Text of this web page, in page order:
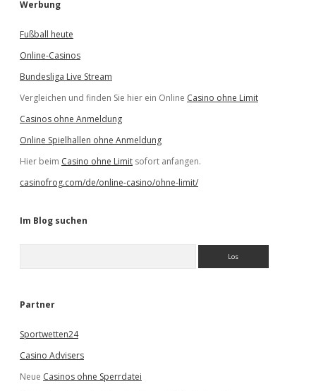
Werbung
Fußball heute
Online-Casinos
Bundesliga Live Stream
Vergleichen und finden Sie hier ein Online Casino ohne Limit
Casinos ohne Anmeldung
Online Spielhallen ohne Anmeldung
Hier beim Casino ohne Limit sofort anfangen.
casinofrog.com/de/online-casino/ohne-limit/
Im Blog suchen
e
Partner
Sportwetten24
Casino Advisers
Neue Casinos ohne Sperrdatei